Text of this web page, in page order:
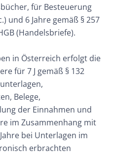
für Besteuerung
und 6 Jahre gemäß § 257
(Handelsbriefe).
in Österreich erfolgt die
für 7 J gemäß § 132
Belege,
der Einnahmen und
im Zusammenhang mit
bei Unterlagen im
erbrachten